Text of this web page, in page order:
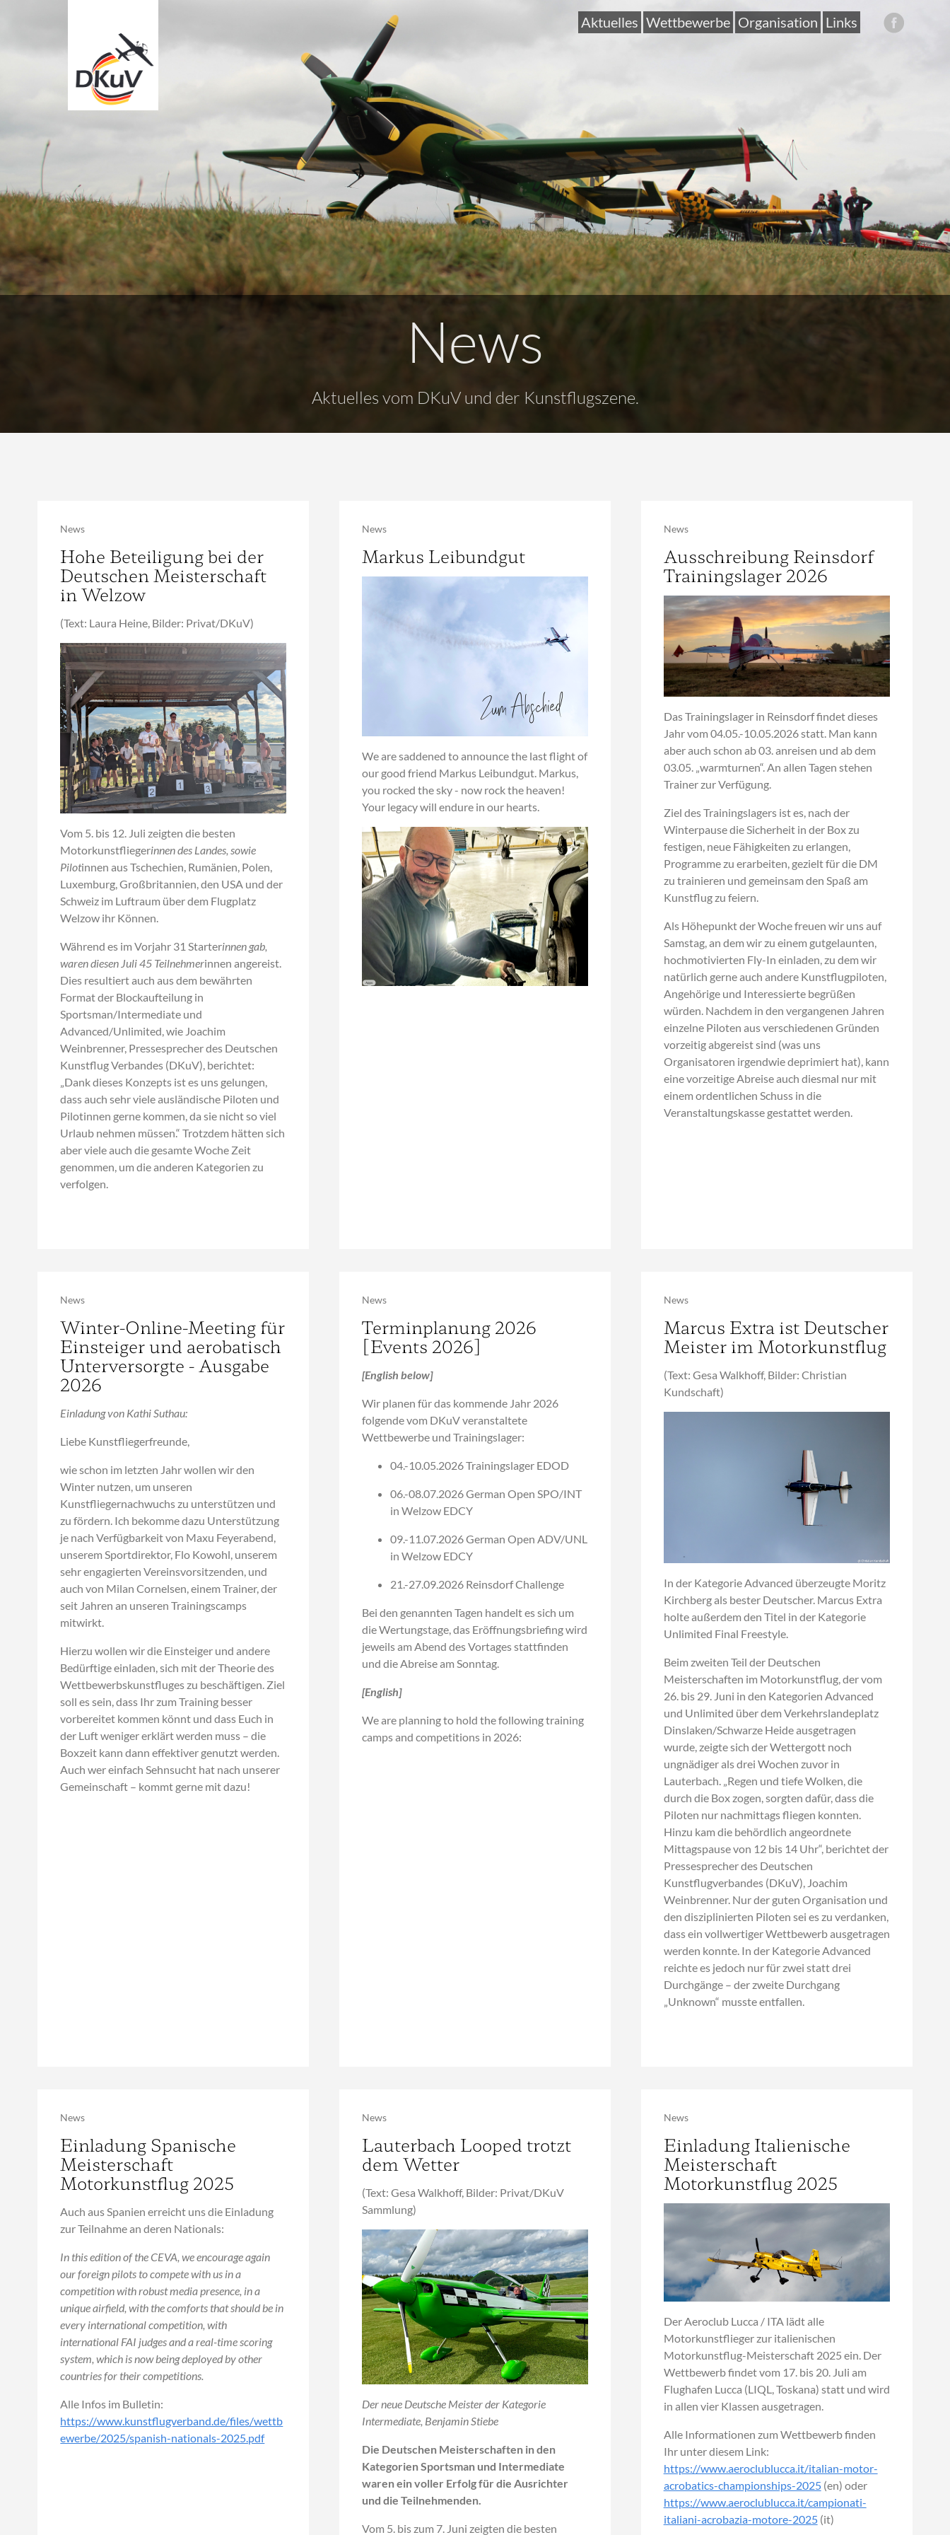
Aktuelles Wettbewerbe Organisation Links
News
Aktuelles vom DKuV und der Kunstflugszene.
News
Hohe Beteiligung bei der
Deutschen Meisterschaft
in Welzow
(Text: Laura Heine, Bilder: Privat/DKuV)
Vom 5. bis 12. Juli zeigten die besten
Motorkunstfliegerinnen des Landes, sowie
Pilotinnen aus Tschechien, Rumänien, Polen,
Luxemburg, Großbritannien, den USA und der
Schweiz im Luftraum über dem Flugplatz
Welzow ihr Können.
Während es im Vorjahr 31 Starterinnen gab,
waren diesen Juli 45 Teilnehmerinnen angereist.
Dies resultiert auch aus dem bewährten
Format der Blockaufteilung in
Sportsman/Intermediate und
Advanced/Unlimited, wie Joachim
Weinbrenner, Pressesprecher des Deutschen
Kunstflug Verbandes (DKuV), berichtet:
„Dank dieses Konzepts ist es uns gelungen,
dass auch sehr viele ausländische Piloten und
Pilotinnen gerne kommen, da sie nicht so viel
Urlaub nehmen müssen.“ Trotzdem hätten sich
aber viele auch die gesamte Woche Zeit
genommen, um die anderen Kategorien zu
verfolgen.
News
Markus Leibundgut
We are saddened to announce the last flight of
our good friend Markus Leibundgut. Markus,
you rocked the sky - now rock the heaven!
Your legacy will endure in our hearts.
News
Ausschreibung Reinsdorf
Trainingslager 2026
Das Trainingslager in Reinsdorf findet dieses
Jahr vom 04.05.-10.05.2026 statt. Man kann
aber auch schon ab 03. anreisen und ab dem
03.05. „warmturnen“. An allen Tagen stehen
Trainer zur Verfügung.
Ziel des Trainingslagers ist es, nach der
Winterpause die Sicherheit in der Box zu
festigen, neue Fähigkeiten zu erlangen,
Programme zu erarbeiten, gezielt für die DM
zu trainieren und gemeinsam den Spaß am
Kunstflug zu feiern.
Als Höhepunkt der Woche freuen wir uns auf
Samstag, an dem wir zu einem gutgelaunten,
hochmotivierten Fly-In einladen, zu dem wir
natürlich gerne auch andere Kunstflugpiloten,
Angehörige und Interessierte begrüßen
würden. Nachdem in den vergangenen Jahren
einzelne Piloten aus verschiedenen Gründen
vorzeitig abgereist sind (was uns
Organisatoren irgendwie deprimiert hat), kann
eine vorzeitige Abreise auch diesmal nur mit
einem ordentlichen Schuss in die
Veranstaltungskasse gestattet werden.
News
Winter-Online-Meeting für
Einsteiger und aerobatisch
Unterversorgte - Ausgabe
2026
Einladung von Kathi Suthau:
Liebe Kunstfliegerfreunde,
wie schon im letzten Jahr wollen wir den
Winter nutzen, um unseren
Kunstfliegernachwuchs zu unterstützen und
zu fördern. Ich bekomme dazu Unterstützung
je nach Verfügbarkeit von Maxu Feyerabend,
unserem Sportdirektor, Flo Kowohl, unserem
sehr engagierten Vereinsvorsitzenden, und
auch von Milan Cornelsen, einem Trainer, der
seit Jahren an unseren Trainingscamps
mitwirkt.
Hierzu wollen wir die Einsteiger und andere
Bedürftige einladen, sich mit der Theorie des
Wettbewerbskunstfluges zu beschäftigen. Ziel
soll es sein, dass Ihr zum Training besser
vorbereitet kommen könnt und dass Euch in
der Luft weniger erklärt werden muss – die
Boxzeit kann dann effektiver genutzt werden.
Auch wer einfach Sehnsucht hat nach unserer
Gemeinschaft – kommt gerne mit dazu!
News
Terminplanung 2026
[Events 2026]
[English below]
Wir planen für das kommende Jahr 2026
folgende vom DKuV veranstaltete
Wettbewerbe und Trainingslager:
04.-10.05.2026 Trainingslager EDOD
06.-08.07.2026 German Open SPO/INT
in Welzow EDCY
09.-11.07.2026 German Open ADV/UNL
in Welzow EDCY
21.-27.09.2026 Reinsdorf Challenge
Bei den genannten Tagen handelt es sich um
die Wertungstage, das Eröffnungsbriefing wird
jeweils am Abend des Vortages stattfinden
und die Abreise am Sonntag.
[English]
We are planning to hold the following training
camps and competitions in 2026:
News
Marcus Extra ist Deutscher
Meister im Motorkunstflug
(Text: Gesa Walkhoff, Bilder: Christian
Kundschaft)
In der Kategorie Advanced überzeugte Moritz
Kirchberg als bester Deutscher. Marcus Extra
holte außerdem den Titel in der Kategorie
Unlimited Final Freestyle.
Beim zweiten Teil der Deutschen
Meisterschaften im Motorkunstflug, der vom
26. bis 29. Juni in den Kategorien Advanced
und Unlimited über dem Verkehrslandeplatz
Dinslaken/Schwarze Heide ausgetragen
wurde, zeigte sich der Wettergott noch
ungnädiger als drei Wochen zuvor in
Lauterbach. „Regen und tiefe Wolken, die
durch die Box zogen, sorgten dafür, dass die
Piloten nur nachmittags fliegen konnten.
Hinzu kam die behördlich angeordnete
Mittagspause von 12 bis 14 Uhr“, berichtet der
Pressesprecher des Deutschen
Kunstflugverbandes (DKuV), Joachim
Weinbrenner. Nur der guten Organisation und
den disziplinierten Piloten sei es zu verdanken,
dass ein vollwertiger Wettbewerb ausgetragen
werden konnte. In der Kategorie Advanced
reichte es jedoch nur für zwei statt drei
Durchgänge – der zweite Durchgang
„Unknown“ musste entfallen.
News
Einladung Spanische
Meisterschaft
Motorkunstflug 2025
Auch aus Spanien erreicht uns die Einladung
zur Teilnahme an deren Nationals:
In this edition of the CEVA, we encourage again
our foreign pilots to compete with us in a
competition with robust media presence, in a
unique airfield, with the comforts that should be in
every international competition, with
international FAI judges and a real-time scoring
system, which is now being deployed by other
countries for their competitions.
Alle Infos im Bulletin:
https://www.kunstflugverband.de/files/wettb
ewerbe/2025/spanish-nationals-2025.pdf
News
Lauterbach Looped trotzt
dem Wetter
(Text: Gesa Walkhoff, Bilder: Privat/DKuV
Sammlung)
Der neue Deutsche Meister der Kategorie
Intermediate, Benjamin Stiebe
Die Deutschen Meisterschaften in den
Kategorien Sportsman und Intermediate
waren ein voller Erfolg für die Ausrichter
und die Teilnehmenden.
Vom 5. bis zum 7. Juni zeigten die besten
News
Einladung Italienische
Meisterschaft
Motorkunstflug 2025
Der Aeroclub Lucca / ITA lädt alle
Motorkunstflieger zur italienischen
Motorkunstflug-Meisterschaft 2025 ein. Der
Wettbewerb findet vom 17. bis 20. Juli am
Flughafen Lucca (LIQL, Toskana) statt und wird
in allen vier Klassen ausgetragen.
Alle Informationen zum Wettbewerb finden
Ihr unter diesem Link:
https://www.aeroclublucca.it/italian-motor-
acrobatics-championships-2025(en) oder
https://www.aeroclublucca.it/campionati-
italiani-acrobazia-motore-2025(it)